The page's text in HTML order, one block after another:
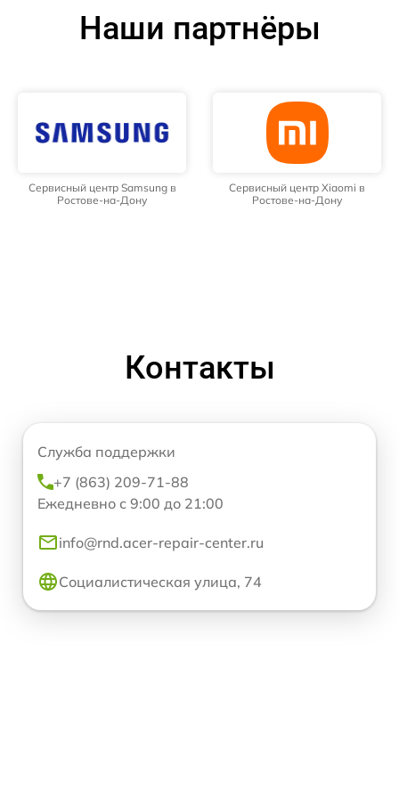
Наши партнёры
Сервисный центр Samsung в
Ростове-на-Дону
Сервисный центр Xiaomi в
Ростове-на-Дону
Контакты
Служба поддержки
+7 (863) 209-71-88
Ежедневно с 9:00 до 21:00
info@rnd.acer-repair-center.ru
Социалистическая улица, 74